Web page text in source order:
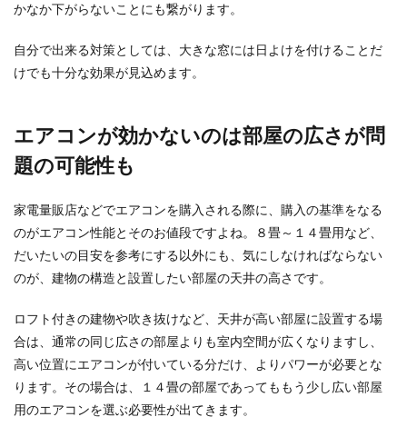
かなか下がらないことにも繋がります。
自分で出来る対策としては、大きな窓には日よけを付けることだ
けでも十分な効果が見込めます。
エアコンが効かないのは部屋の広さが問
題の可能性も
家電量販店などでエアコンを購入される際に、購入の基準をなる
のがエアコン性能とそのお値段ですよね。８畳～１４畳用など、
だいたいの目安を参考にする以外にも、気にしなければならない
のが、建物の構造と設置したい部屋の天井の高さです。
ロフト付きの建物や吹き抜けなど、天井が高い部屋に設置する場
合は、通常の同じ広さの部屋よりも室内空間が広くなりますし、
高い位置にエアコンが付いている分だけ、よりパワーが必要とな
ります。その場合は、１４畳の部屋であってももう少し広い部屋
用のエアコンを選ぶ必要性が出てきます。